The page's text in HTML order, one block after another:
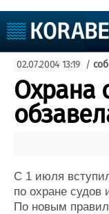
Судоходство
Судоремонт
События
Пресс-релизы
Порты
Еще
Судостроение
02.07.2004 13:19 /
Охрана
С 1 июля
по охране
По новым